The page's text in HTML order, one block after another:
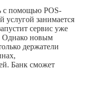
с помощью POS-
услугой занимается
сервис уже
Однако новым
держатели
Банк сможет